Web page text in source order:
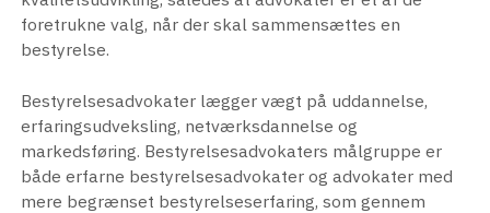
foretrukne valg, når der skal sammensættes en
bestyrelse.
Bestyrelsesadvokater lægger vægt på uddannelse,
erfaringsudveksling, netværksdannelse og
markedsføring. Bestyrelsesadvokaters målgruppe er
både erfarne bestyrelsesadvokater og advokater med
mere begrænset bestyrelseserfaring, som gennem